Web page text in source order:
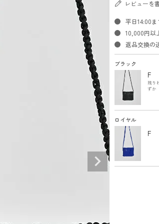
レビューを
平日14:00
10,000円以
返品交換の
ブラック
F
残り
ずか
ロイヤル
F